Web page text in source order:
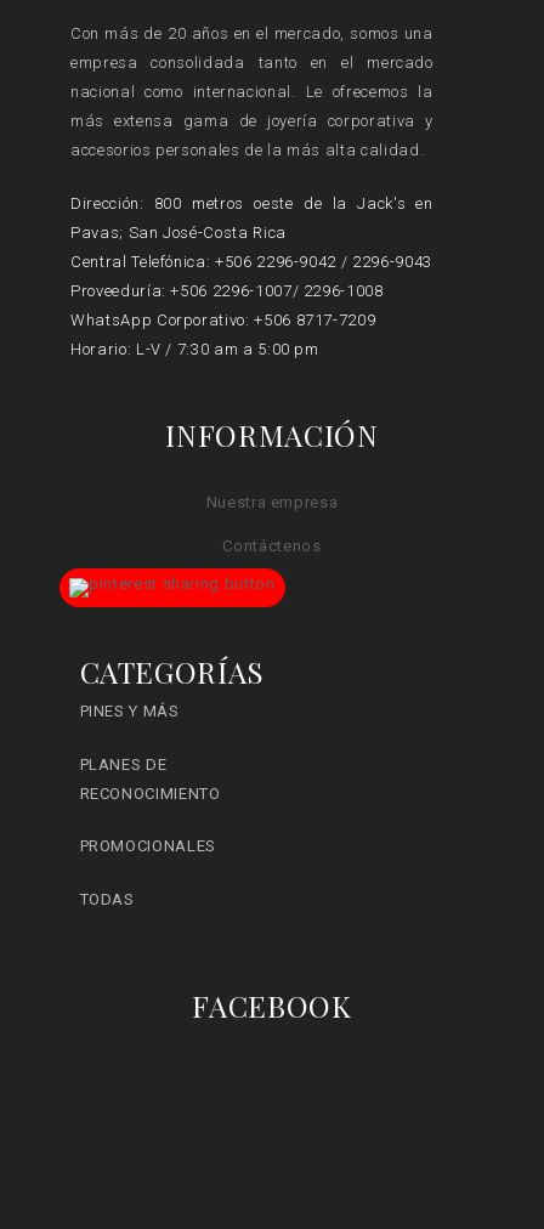
Con más de 20 años en el mercado, somos una
empresa consolidada tanto en el mercado
nacional como internacional. Le ofrecemos la
más extensa gama de joyería corporativa y
accesorios personales de la más alta calidad.
Dirección: 800 metros oeste de la Jack's en
Pavas; San José-Costa Rica
Central Telefónica: +506 2296-9042 / 2296-9043
Proveeduría: +506 2296-1007/ 2296-1008
WhatsApp Corporativo: +506 8717-7209
Horario: L-V / 7:30 am a 5:00 pm
INFORMACIÓN
Nuestra empresa
Contáctenos
CATEGORÍAS
PINES Y MÁS
PLANES DE
RECONOCIMIENTO
PROMOCIONALES
TODAS
FACEBOOK